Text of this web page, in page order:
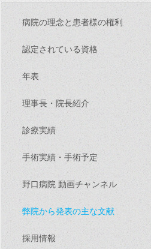
病院の理念と患者様の権利
認定されている資格
年表
理事長・院長紹介
診療実績
手術実績・手術予定
野口病院 動画チャンネル
弊院から発表の主な文献
採用情報